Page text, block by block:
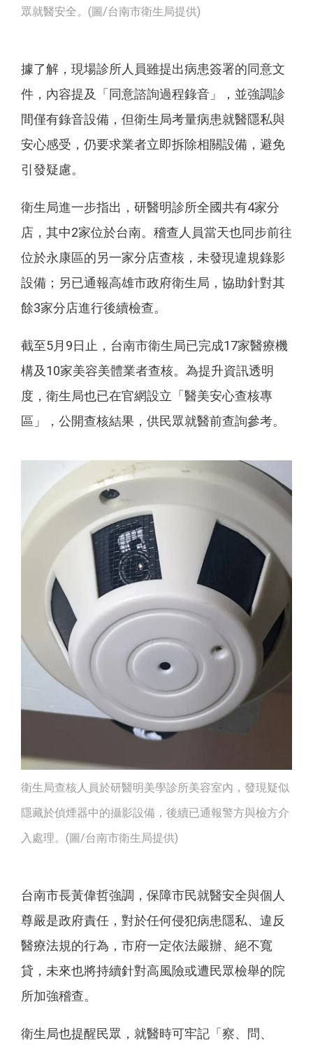
眾就醫安全。(圖/台南市衛生局提供)
據了解，現場診所人員雖提出病患簽署的同意文
件，內容提及「同意諮詢過程錄音」，並強調診
間僅有錄音設備，但衛生局考量病患就醫隱私與
安心感受，仍要求業者立即拆除相關設備，避免
引發疑慮。
衛生局進一步指出，研醫明診所全國共有4家分
店，其中2家位於台南。稽查人員當天也同步前往
位於永康區的另一家分店查核，未發現違規錄影
設備；另已通報高雄市政府衛生局，協助針對其
餘3家分店進行後續檢查。
截至5月9日止，台南市衛生局已完成17家醫療機
構及10家美容美體業者查核。為提升資訊透明
度，衛生局也已在官網設立「醫美安心查核專
區」，公開查核結果，供民眾就醫前查詢參考。
衛生局查核人員於研醫明美學診所美容室內，發現疑似
隱藏於偵煙器中的攝影設備，後續已通報警方與檢方介
入處理。(圖/台南市衛生局提供)
台南市長黃偉哲強調，保障市民就醫安全與個人
尊嚴是政府責任，對於任何侵犯病患隱私、違反
醫療法規的行為，市府一定依法嚴辦、絕不寬
貸，未來也將持續針對高風險或遭民眾檢舉的院
所加強稽查。
衛生局也提醒民眾，就醫時可牢記「察、問、